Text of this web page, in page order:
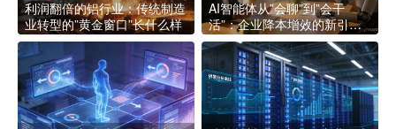
利润翻倍的铝行业：传统制造
业转型的”黄金窗口”长什么样
AI智能体从”会聊”到”会干
活”：企业降本增效的新引擎
长什么样